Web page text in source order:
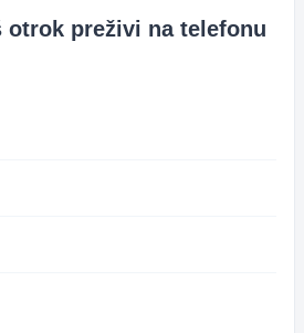
otrok preživi na telefonu